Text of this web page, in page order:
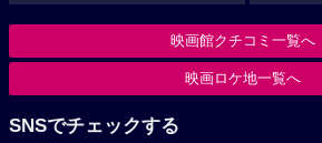
映画館クチコミ一覧へ
映画ロケ地一覧へ
SNSでチェックする